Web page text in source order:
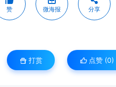
赞 微海报 分享
打赏 点赞 (0)